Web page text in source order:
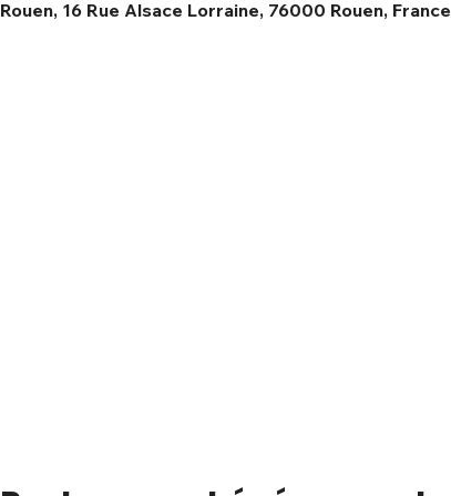
Rouen, 16 Rue Alsace Lorraine, 76000 Rouen, France